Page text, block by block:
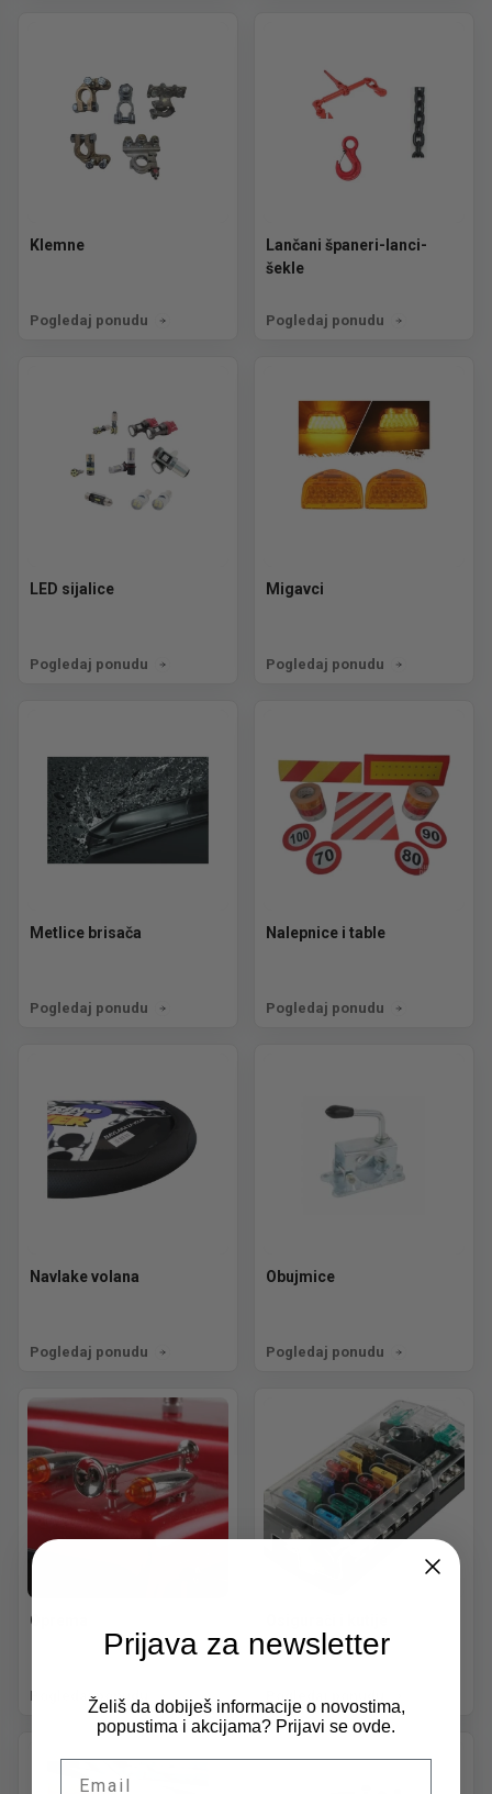
Klemne
Pogledaj ponudu
Lančani španeri-lanci-
šekle
Pogledaj ponudu
LED sijalice
Pogledaj ponudu
Migavci
Pogledaj ponudu
Metlice brisača
Pogledaj ponudu
Nalepnice i table
Pogledaj ponudu
Navlake volana
Pogledaj ponudu
Obujmice
Pogledaj ponudu
Oprema
Pogledaj ponudu
Prijava za newsletter
Želiš da dobiješ informacije o novostima,
popustima i akcijama? Prijavi se ovde.